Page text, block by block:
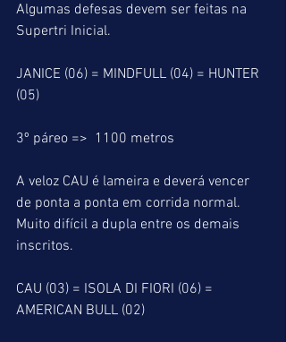
Algumas defesas devem ser feitas na
Supertri Inicial.
JANICE (06) = MINDFULL (04) = HUNTER
(05)
3º páreo =>  1100 metros
A veloz CAU é lameira e deverá vencer
de ponta a ponta em corrida normal.
Muito difícil a dupla entre os demais
inscritos.
CAU (03) = ISOLA DI FIORI (06) =
AMERICAN BULL (02)